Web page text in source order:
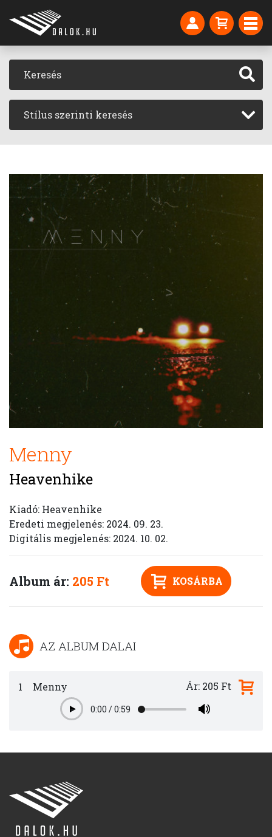
Stílus szerinti keresés
Menny
Heavenhike
Kiadó: Heavenhike
Eredeti megjelenés: 2024. 09. 23.
Digitális megjelenés: 2024. 10. 02.
Album ár: 205 Ft KOSÁRBA
AZ ALBUM DALAI
1 Menny
Play0:00 /0:59
Ár: 205 Ft